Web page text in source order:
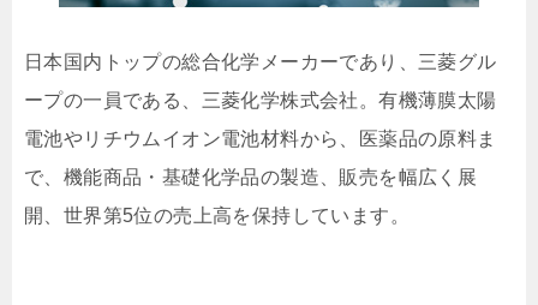
日本国内トップの総合化学メーカーであり、三菱グル
ープの一員である、三菱化学株式会社。有機薄膜太陽
電池やリチウムイオン電池材料から、医薬品の原料ま
で、機能商品・基礎化学品の製造、販売を幅広く展
開、世界第5位の売上高を保持しています。